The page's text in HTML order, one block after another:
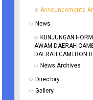
Announcements
News
KUNJUNGAN
AWAM DAERAH
DAERAH CAMERON
News Archives
Directory
Gallery